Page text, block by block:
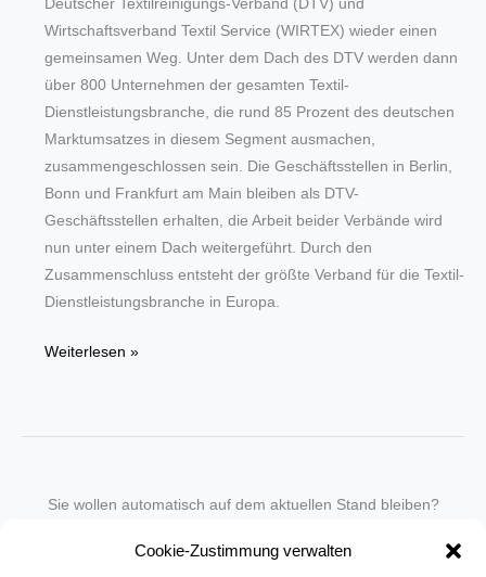
Cookie-Zustimmung verwalten
Deutscher Textilreinigungs-Verband (DTV) und
Wirtschaftsverband Textil Service (WIRTEX) wieder einen
gemeinsamen Weg. Unter dem Dach des DTV werden dann
über 800 Unternehmen der gesamten Textil-
Dienstleistungsbranche, die rund 85 Prozent des deutschen
Marktumsatzes in diesem Segment ausmachen,
zusammengeschlossen sein. Die Geschäftsstellen in Berlin,
Bonn und Frankfurt am Main bleiben als DTV-
Geschäftsstellen erhalten, die Arbeit beider Verbände wird
nun unter einem Dach weitergeführt. Durch den
Zusammenschluss entsteht der größte Verband für die Textil-
Dienstleistungsbranche in Europa.
Zusammenschluss
DTV
Weiterlesen »
Sie wollen automatisch auf dem aktuellen Stand bleiben?
in unseren Newsletter-Service auf.